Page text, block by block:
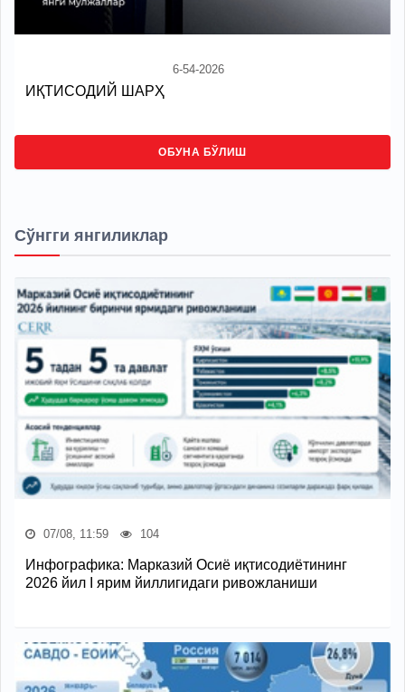
6-54-2026
ИҚТИСОДИЙ ШАРҲ
ОБУНА БЎЛИШ
Сўнгги янгиликлар
07/08, 11:59 104
Инфографика: Марказий Осиё иқтисодиётининг
2026 йил I ярим йиллигидаги ривожланиши